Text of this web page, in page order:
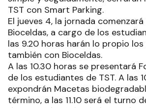
TST con Smart Parking.
El jueves 4, la jornada
Bioceldas, a cargo de los
las 9.20 horas harán lo propio los
también con Bioceldas.
A las 10.30 horas se presentará
de los estudiantes de TST. A las
expondrán Macetas
término, a las 11.10 será el turno